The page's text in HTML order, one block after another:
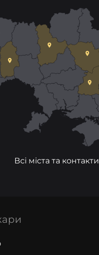
Всі міста та контакти